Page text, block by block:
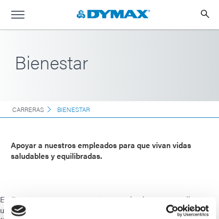
Bienestar
CARRERAS BIENESTAR
Apoyar a nuestros empleados para que vivan vidas
saludables y equilibradas.
En Dymax, apoyamos a nuestros empleados para que lleven
una vida sana, equilibrada y plena. Fomentamos la actividad